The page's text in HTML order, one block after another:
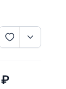
₽